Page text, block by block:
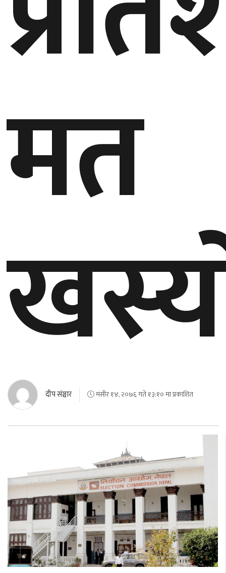
मत
दीप संञ्चार मंसीर १४, २०७६ गते १३:१० मा प्रकाशित